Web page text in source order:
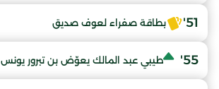
51' بطاقة صفراء لعوف صديق
55' طيبي عبد المالك يعوّض بن تبرور يونس